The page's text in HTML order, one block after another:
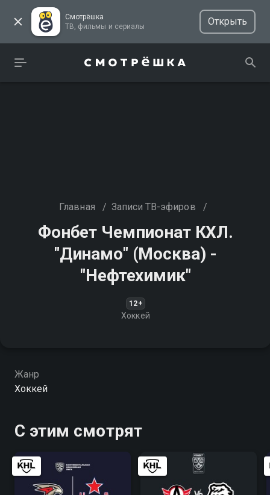
Смотрёшка
ТВ, фильмы и сериалы
Открыть
Главная / Записи ТВ-эфиров /
Фонбет Чемпионат КХЛ.
"Динамо" (Москва) -
"Нефтехимик"
12+
Хоккей
Жанр
Хоккей
С этим смотрят